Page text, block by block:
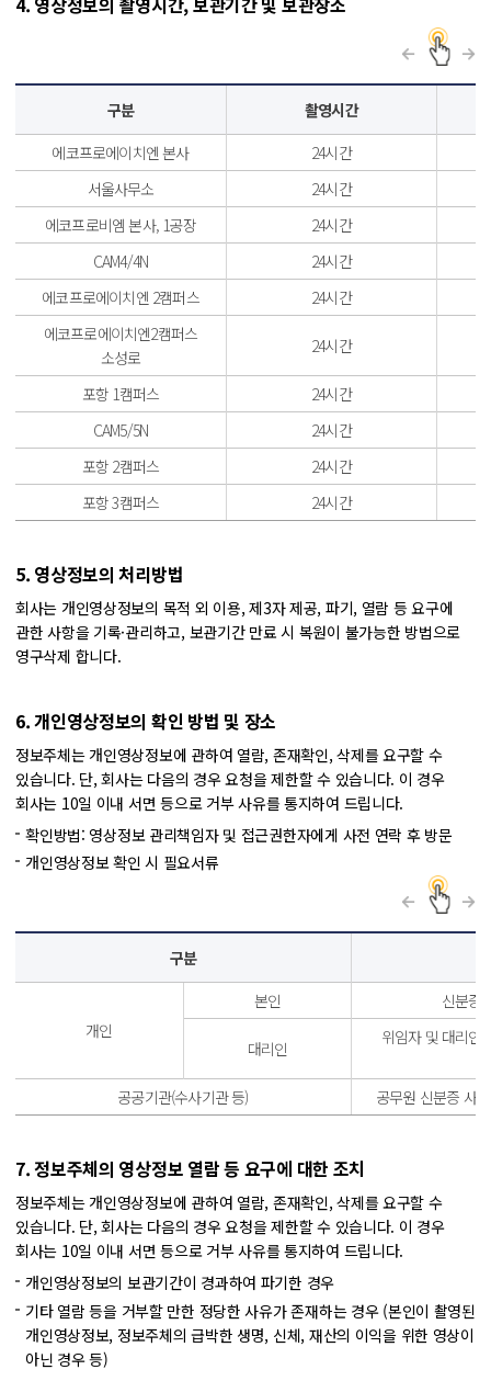
구분
촬영시간
에코프로에이치엔 본사
24시간
서울사무소
24시간
에코프로비엠 본사, 1공장
24시간
CAM4/4N
24시간
에코프로에이치엔 2캠퍼스
24시간
에코프로에이치엔2캠퍼스
소성로
24시간
포항 1캠퍼스
24시간
CAM5/5N
24시간
포항 2캠퍼스
24시간
포항 3캠퍼스
24시간
5. 영상정보의 처리방법
회사는 개인영상정보의 목적 외 이용, 제3자 제공, 파기, 열람 등 요구에
관한 사항을 기록·관리하고, 보관기간 만료 시 복원이 불가능한 방법으로
영구삭제 합니다.
6. 개인영상정보의 확인 방법 및 장소
정보주체는 개인영상정보에 관하여 열람, 존재확인, 삭제를 요구할 수
있습니다. 단, 회사는 다음의 경우 요청을 제한할 수 있습니다. 이 경우
회사는 10일 이내 서면 등으로 거부 사유를 통지하여 드립니다.
확인방법: 영상정보 관리책임자 및 접근권한자에게 사전 연락 후 방문
개인영상정보 확인 시 필요서류
구분
개인
본인 신분증,
대리인
위임자 및 대리인
공공기관(수사기관 등) 공무원 신분증 사
7. 정보주체의 영상정보 열람 등 요구에 대한 조치
정보주체는 개인영상정보에 관하여 열람, 존재확인, 삭제를 요구할 수
있습니다. 단, 회사는 다음의 경우 요청을 제한할 수 있습니다. 이 경우
회사는 10일 이내 서면 등으로 거부 사유를 통지하여 드립니다.
개인영상정보의 보관기간이 경과하여 파기한 경우
기타 열람 등을 거부할 만한 정당한 사유가 존재하는 경우 (본인이 촬영된
개인영상정보, 정보주체의 급박한 생명, 신체, 재산의 이익을 위한 영상이
아닌 경우 등)